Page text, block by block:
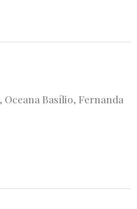
Basílio, Fernanda